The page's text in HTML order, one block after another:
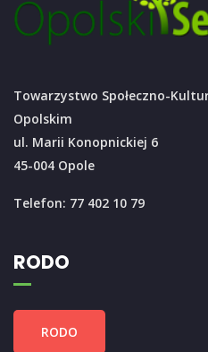
Towarzystwo Społeczno-
Opolskim
ul. Marii Konopnickiej 6
45-004 Opole
Telefon: 77 402 10 79
RODO
RODO